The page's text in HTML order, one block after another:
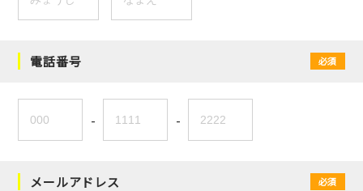
電話番号 必須
- -
メールアドレス 必須